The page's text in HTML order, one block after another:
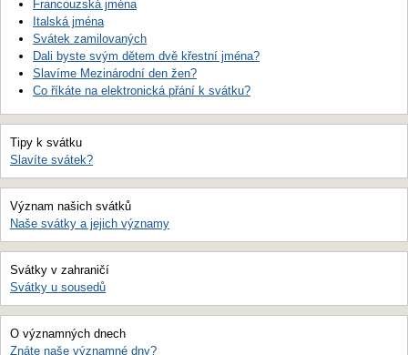
Francouzská jména
Italská jména
Svátek zamilovaných
Dali byste svým dětem dvě křestní jména?
Slavíme Mezinárodní den žen?
Co říkáte na elektronická přání k svátku?
Tipy k svátku
Slavíte svátek?
Význam našich svátků
Naše svátky a jejich významy
Svátky v zahraničí
Svátky u sousedů
O významných dnech
Znáte naše významné dny?